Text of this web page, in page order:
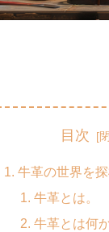
目次
牛革の世界を
牛革とは。
牛革とは何